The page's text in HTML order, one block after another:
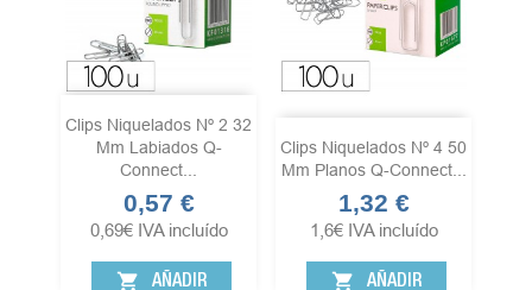
Clips Niquelados Nº 2 32
Mm Labiados Q-
Connect...
Precio
0,57 €
0,69€ IVA incluído
shopping_cart AÑADIR
Clips Niquelados Nº 4 50
Mm Planos Q-Connect...
Precio
1,32 €
1,6€ IVA incluído
shopping_cart AÑADIR